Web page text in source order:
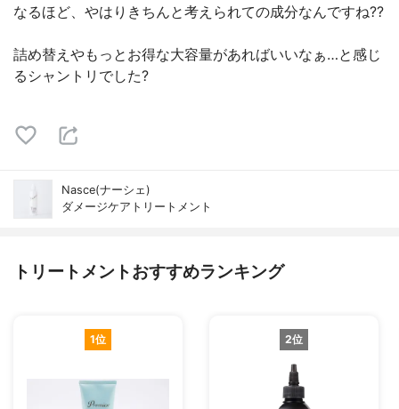
なるほど、やはりきちんと考えられての成分なんですね??
詰め替えやもっとお得な大容量があればいいなぁ…と感じ
るシャントリでした?
Nasce(ナーシェ)
ダメージケアトリートメント
トリートメントおすすめランキング
1位 2位